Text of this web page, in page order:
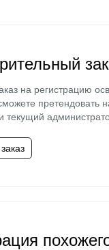
на регистрацию
претендовать
текущий